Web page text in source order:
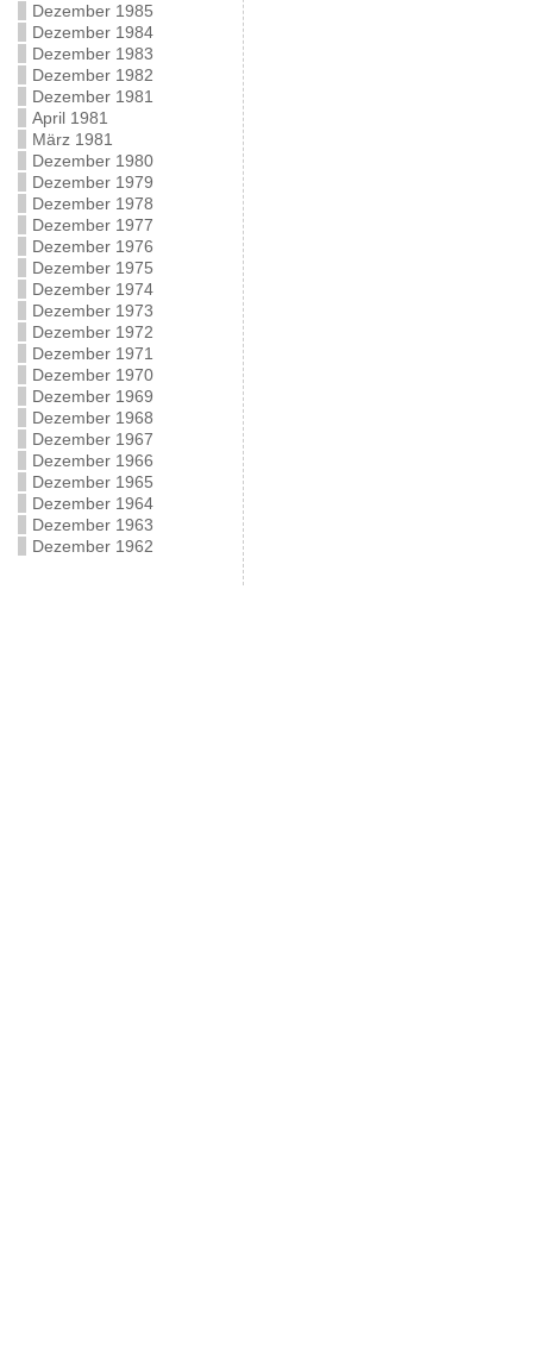
Dezember 1985
Dezember 1984
Dezember 1983
Dezember 1982
Dezember 1981
April 1981
März 1981
Dezember 1980
Dezember 1979
Dezember 1978
Dezember 1977
Dezember 1976
Dezember 1975
Dezember 1974
Dezember 1973
Dezember 1972
Dezember 1971
Dezember 1970
Dezember 1969
Dezember 1968
Dezember 1967
Dezember 1966
Dezember 1965
Dezember 1964
Dezember 1963
Dezember 1962